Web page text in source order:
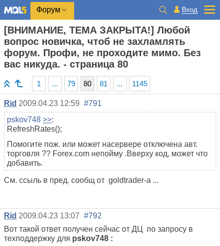
Форум Вход
[ВНИМАНИЕ, ТЕМА ЗАКРЫТА!] Любой
вопрос новичка, чтоб не захламлять
форум. Профи, не проходите мимо. Без
вас никуда. - страница 80
1 ... 79 80 81 ... 1145
Rid 2009.04.23 12:59 #791
pskov748 >>:
RefreshRates();
Помогите пож. или может насервере отключена авт.
торговля ?? Forex.com непойму .Вверху код, может что
добавить.
См. ссыль в пред. сообщ от goldtrader-а ...
Rid 2009.04.23 13:07 #792
Вот такой ответ получен сейчас от ДЦ по запросу в
техподдержку для pskov748 :